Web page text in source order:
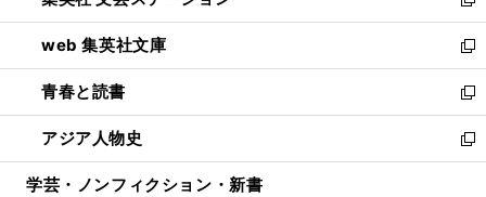
ン
ド
ウ
で
開
く
ウ
ィ
ン
ド
ウ
で
開
し
い
ウ
ィ
ン
ド
ウ
web 集英社文庫
新
し
い
ウ
ィ
ン
青春と読書
新
し
い
ウ
アジア人物史
新
し
学芸・ノンフィクション・新書